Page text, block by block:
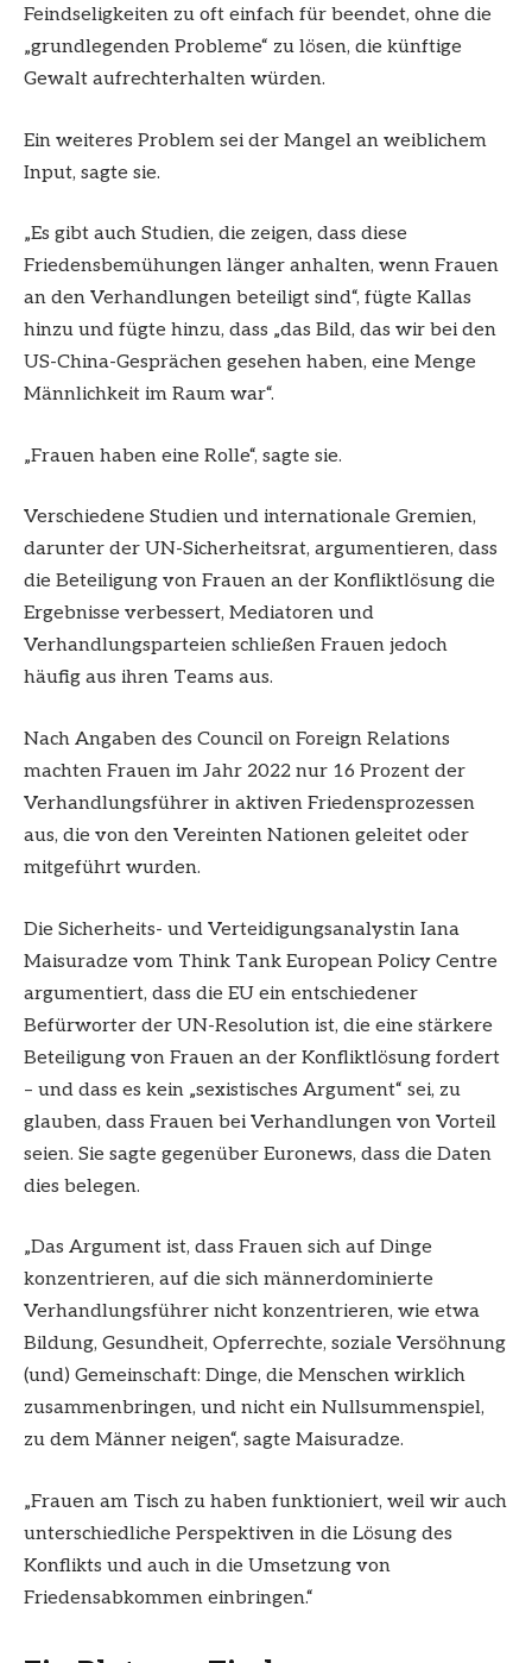
Feindseligkeiten zu oft einfach für beendet, ohne die
„grundlegenden Probleme“ zu lösen, die künftige
Gewalt aufrechterhalten würden.
Ein weiteres Problem sei der Mangel an weiblichem
Input, sagte sie.
„Es gibt auch Studien, die zeigen, dass diese
Friedensbemühungen länger anhalten, wenn Frauen
an den Verhandlungen beteiligt sind“, fügte Kallas
hinzu und fügte hinzu, dass „das Bild, das wir bei den
US-China-Gesprächen gesehen haben, eine Menge
Männlichkeit im Raum war“.
„Frauen haben eine Rolle“, sagte sie.
Verschiedene Studien und internationale Gremien,
darunter der UN-Sicherheitsrat, argumentieren, dass
die Beteiligung von Frauen an der Konfliktlösung die
Ergebnisse verbessert, Mediatoren und
Verhandlungsparteien schließen Frauen jedoch
häufig aus ihren Teams aus.
Nach Angaben des Council on Foreign Relations
machten Frauen im Jahr 2022 nur 16 Prozent der
Verhandlungsführer in aktiven Friedensprozessen
aus, die von den Vereinten Nationen geleitet oder
mitgeführt wurden.
Die Sicherheits- und Verteidigungsanalystin Iana
Maisuradze vom Think Tank European Policy Centre
argumentiert, dass die EU ein entschiedener
Befürworter der UN-Resolution ist, die eine stärkere
Beteiligung von Frauen an der Konfliktlösung fordert
– und dass es kein „sexistisches Argument“ sei, zu
glauben, dass Frauen bei Verhandlungen von Vorteil
seien. Sie sagte gegenüber Euronews, dass die Daten
dies belegen.
„Das Argument ist, dass Frauen sich auf Dinge
konzentrieren, auf die sich männerdominierte
Verhandlungsführer nicht konzentrieren, wie etwa
Bildung, Gesundheit, Opferrechte, soziale Versöhnung
(und) Gemeinschaft: Dinge, die Menschen wirklich
zusammenbringen, und nicht ein Nullsummenspiel,
zu dem Männer neigen“, sagte Maisuradze.
„Frauen am Tisch zu haben funktioniert, weil wir auch
unterschiedliche Perspektiven in die Lösung des
Konflikts und auch in die Umsetzung von
Friedensabkommen einbringen.“